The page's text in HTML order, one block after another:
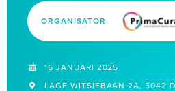
ORGANISATOR:
16 JANUARI 2025
LAGE WITSIEBAAN 2A, 5042